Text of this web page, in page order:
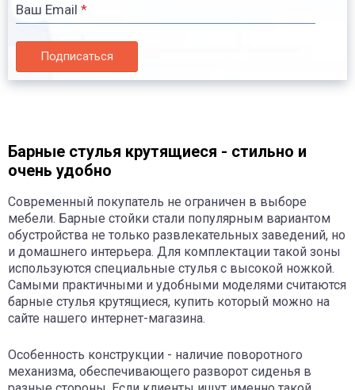
Ваш Email *
Подписаться
Барные стулья крутящиеся - стильно и
очень удобно
Современный покупатель не ограничен в выборе
мебели. Барные стойки стали популярным вариантом
обустройства не только развлекательных заведений, но
и домашнего интерьера. Для комплектации такой зоны
используются специальные стулья с высокой ножкой.
Самыми практичными и удобными моделями считаются
барные стулья крутящиеся, купить который можно на
сайте нашего интернет-магазина.
Особенность конструкции - наличие поворотного
механизма, обеспечивающего разворот сиденья в